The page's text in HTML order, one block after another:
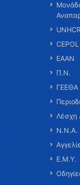
UNHCR
CEPOL
ΕΑΑΝ
Π.Ν.
ΓΕΕΘΑ
Λέσχη
Ν.Ν.Α.
Ε.Μ.Υ.